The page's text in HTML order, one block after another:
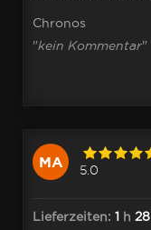
Chronos
"kein Kommentar"
MA 5.0
Lieferzeiten: 1 h 28